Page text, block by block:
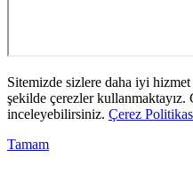
Sitemizde sizlere daha iyi
şekilde çerezler kullanmaktayız.
inceleyebilirsiniz. Çerez
Tamam